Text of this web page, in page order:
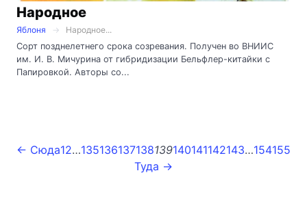
Народное
Яблоня
Народное...
Сорт позднелетнего срока созревания. Получен во ВНИИС
им. И. В. Мичурина от гибридизации Бельфлер-китайки с
Папировкой. Авторы со...
← Сюда12…135136137138139140141142143…154155
Туда →